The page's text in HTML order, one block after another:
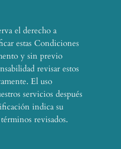
el derecho a
estas Condiciones
y sin previo
revisar estos
El uso
servicios después
indica su
revisados.